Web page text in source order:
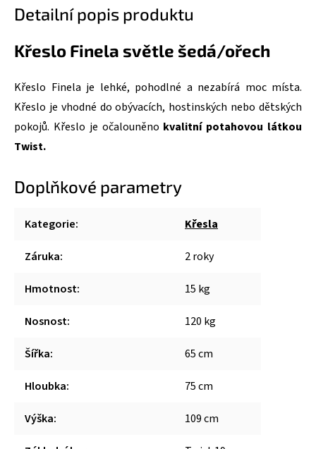
Detailní popis produktu
Křeslo Finela světle šedá/ořech
Křeslo Finela je lehké, pohodlné a nezabírá moc místa.
Křeslo je vhodné do obývacích, hostinských nebo dětských
pokojů. Křeslo je očalouněno kvalitní potahovou látkou
Twist.
Doplňkové parametry
Kategorie: Křesla
Záruka: 2 roky
Hmotnost: 15 kg
Nosnost: 120 kg
Šířka: 65 cm
Hloubka: 75 cm
Výška: 109 cm